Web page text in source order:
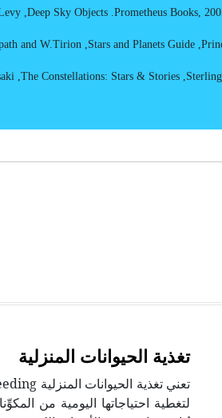
,Deep Sky Objects .Prometheus Books,
and W.Tirion ,Stars and Planets Guide ,
,The Constellations: Stars & Stories ,
تغذية الحيوانات المنزلية
لتغطية احتياجاتها اليومية من